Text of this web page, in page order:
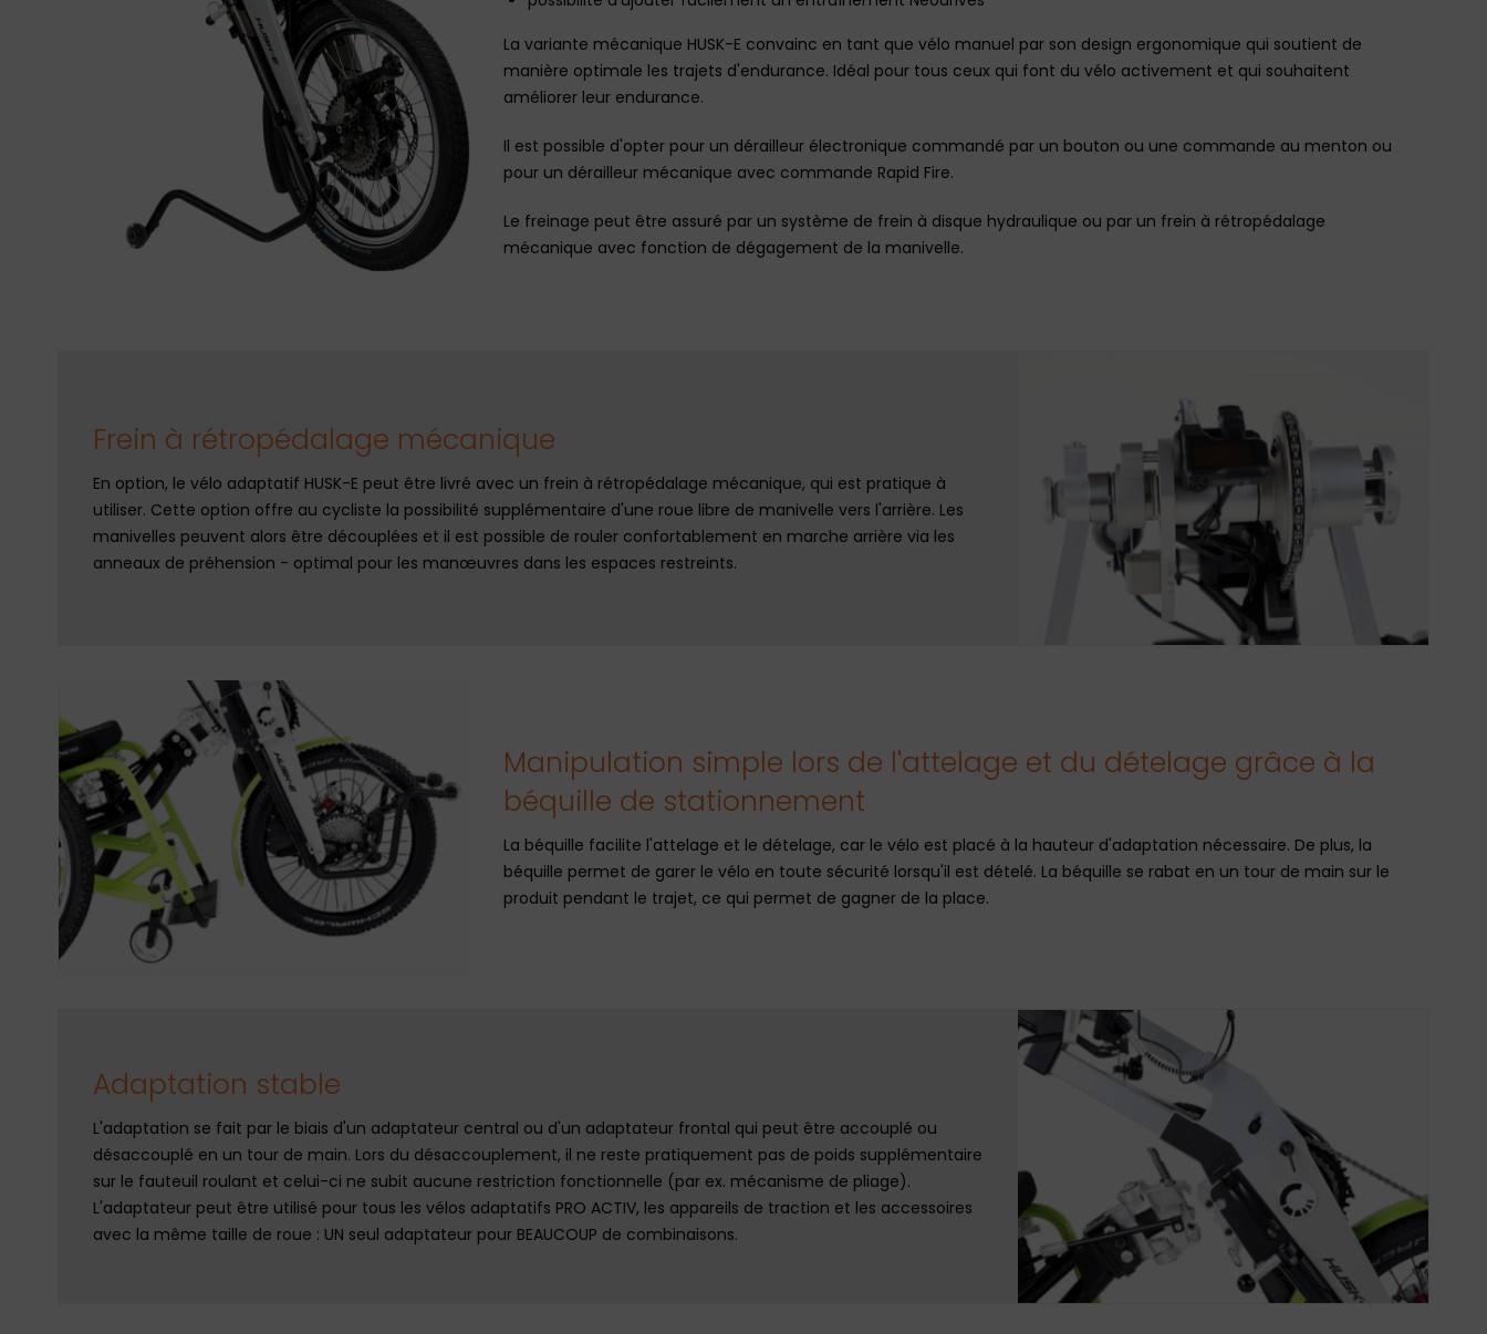
La variante mécanique HUSK-E convainc en tant que vélo manuel par son design ergonomique qui soutient de
manière optimale les trajets d'endurance. Idéal pour tous ceux qui font du vélo activement et qui souhaitent
améliorer leur endurance.
Il est possible d'opter pour un dérailleur électronique commandé par un bouton ou une commande au menton ou
pour un dérailleur mécanique avec commande Rapid Fire.
Le freinage peut être assuré par un système de frein à disque hydraulique ou par un frein à rétropédalage
mécanique avec fonction de dégagement de la manivelle.
Frein à rétropédalage mécanique
En option, le vélo adaptatif HUSK-E peut être livré avec un frein à rétropédalage mécanique, qui est pratique à
utiliser. Cette option offre au cycliste la possibilité supplémentaire d'une roue libre de manivelle vers l'arrière. Les
manivelles peuvent alors être découplées et il est possible de rouler confortablement en marche arrière via les
anneaux de préhension - optimal pour les manœuvres dans les espaces restreints.
Manipulation simple lors de l'attelage et du dételage grâce à la
béquille de stationnement
La béquille facilite l'attelage et le dételage, car le vélo est placé à la hauteur d'adaptation nécessaire. De plus, la
béquille permet de garer le vélo en toute sécurité lorsqu'il est dételé. La béquille se rabat en un tour de main sur le
produit pendant le trajet, ce qui permet de gagner de la place.
Adaptation stable
L'adaptation se fait par le biais d'un adaptateur central ou d'un adaptateur frontal qui peut être accouplé ou
désaccouplé en un tour de main. Lors du désaccouplement, il ne reste pratiquement pas de poids supplémentaire
sur le fauteuil roulant et celui-ci ne subit aucune restriction fonctionnelle (par ex. mécanisme de pliage).
L'adaptateur peut être utilisé pour tous les vélos adaptatifs PRO ACTIV, les appareils de traction et les accessoires
avec la même taille de roue : UN seul adaptateur pour BEAUCOUP de combinaisons.